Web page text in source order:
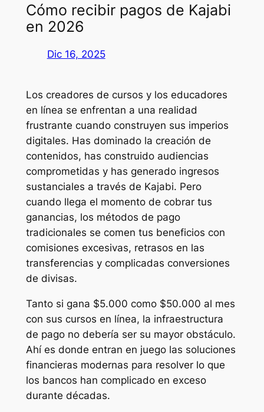
Cómo recibir pagos de Kajabi
en 2026
Dic 16, 2025
Los creadores de cursos y los educadores
en línea se enfrentan a una realidad
frustrante cuando construyen sus imperios
digitales. Has dominado la creación de
contenidos, has construido audiencias
comprometidas y has generado ingresos
sustanciales a través de Kajabi. Pero
cuando llega el momento de cobrar tus
ganancias, los métodos de pago
tradicionales se comen tus beneficios con
comisiones excesivas, retrasos en las
transferencias y complicadas conversiones
de divisas.
Tanto si gana $5.000 como $50.000 al mes
con sus cursos en línea, la infraestructura
de pago no debería ser su mayor obstáculo.
Ahí es donde entran en juego las soluciones
financieras modernas para resolver lo que
los bancos han complicado en exceso
durante décadas.